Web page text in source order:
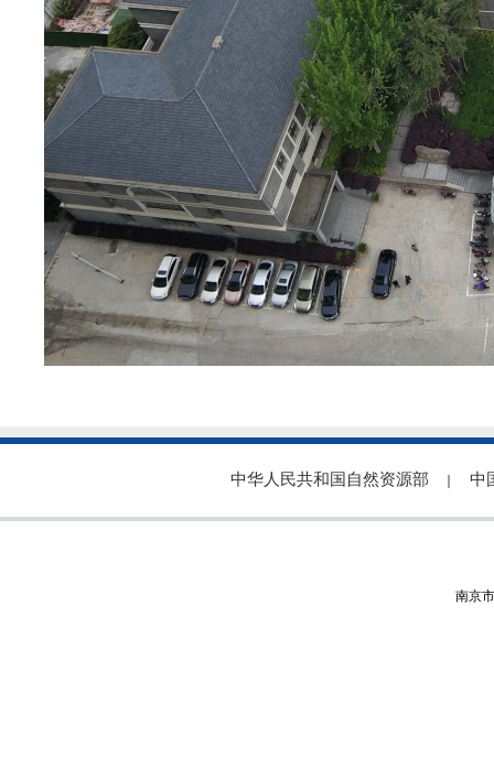
中华人民共和国自然资源部 中
南京